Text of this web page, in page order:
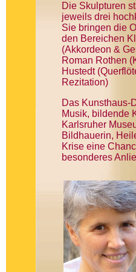
Die Skulpturen
jeweils drei
Sie bringen die
den Bereichen
(Akkordeon &
Roman Rothen
Hustedt
Rezitation)
Das Kunsthaus-
Musik, bildende
Karlsruher
Bildhauerin,
Krise eine
besonderes